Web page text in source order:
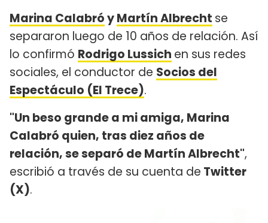
Marina CalabróyMartín Albrecht se
separaron luego de 10 años de relación. Así
lo confirmó Rodrigo Lussich en sus redes
sociales, el conductor de Socios del
Espectáculo (El Trece).
"Un beso grande a mi amiga, Marina
Calabró quien, tras diez años de
relación, se separó de Martín Albrecht",
escribió a través de su cuenta de Twitter
(X).